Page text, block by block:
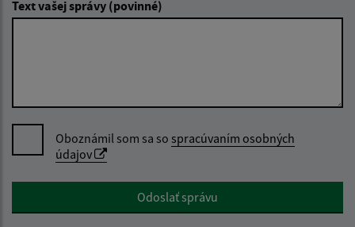
Text vašej správy (povinné)
Oboznámil som sa so spracúvaním osobných
údajov
Google reCaptcha ResponseOdoslať správu